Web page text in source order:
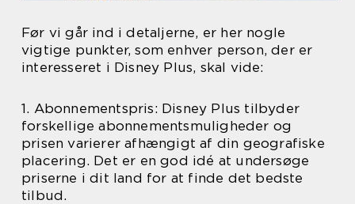
Før vi går ind i detaljerne, er her nogle
vigtige punkter, som enhver person, der er
interesseret i Disney Plus, skal vide:
1. Abonnementspris: Disney Plus tilbyder
forskellige abonnementsmuligheder og
prisen varierer afhængigt af din geografiske
placering. Det er en god idé at undersøge
priserne i dit land for at finde det bedste
tilbud.